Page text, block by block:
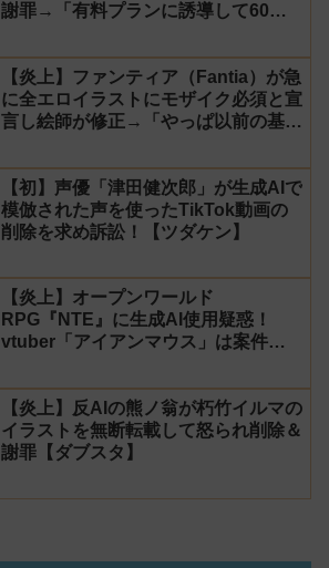
謝罪→「有料プランに誘導して60万
娘エロイラストをリポスト！
【炎上】ファンティア（Fantia）が急
に全エロイラストにモザイク必須と宣
言し絵師が修正→「やっぱ以前の基準
【初】声優「津田健次郎」が生成AIで
模倣された声を使ったTikTok動画の
削除を求め訴訟！【ツダケン】
【炎上】オープンワールド
RPG『NTE』に生成AI使用疑惑！
vtuber「アイアンマウス」は案件配
子】
【炎上】反AIの熊ノ翁が朽竹イルマの
イラストを無断転載して怒られ削除＆
謝罪【ダブスタ】